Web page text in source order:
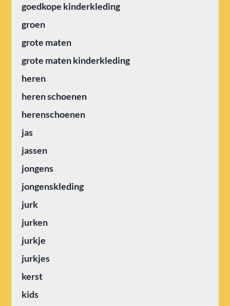
goedkope kinderkleding
groen
grote maten
grote maten kinderkleding
heren
heren schoenen
herenschoenen
jas
jassen
jongens
jongenskleding
jurk
jurken
jurkje
jurkjes
kerst
kids